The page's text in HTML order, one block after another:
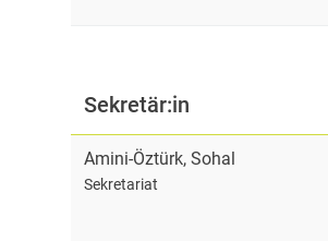
Sekretär:in
Amini-Öztürk,Sohal
Sekretariat